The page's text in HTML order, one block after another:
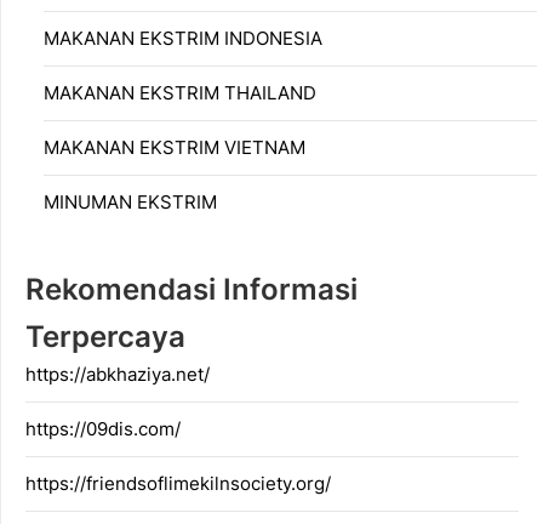
MAKANAN EKSTRIM INDONESIA
MAKANAN EKSTRIM THAILAND
MAKANAN EKSTRIM VIETNAM
MINUMAN EKSTRIM
Rekomendasi Informasi
Terpercaya
https://abkhaziya.net/
https://09dis.com/
https://friendsoflimekilnsociety.org/